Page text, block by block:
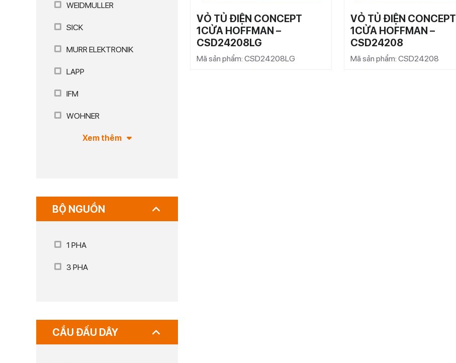
WEIDMULLER
SICK
MURR ELEKTRONIK
LAPP
IFM
WOHNER
Xem thêm
BỘ NGUỒN
1 PHA
3 PHA
CẦU ĐẤU DÂY
VỎ TỦ ĐIỆN CONCEPT
1CỬA HOFFMAN –
CSD24208LG
Mã sản phẩm: CSD24208LG
VỎ TỦ ĐIỆN CONCEPT
1CỬA HOFFMAN –
CSD24208
Mã sản phẩm: CSD24208